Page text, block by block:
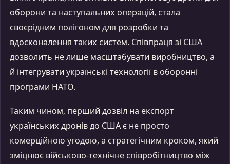
оборони та наступальних операцій, стала
своєрідним полігоном для розробки та
вдосконалення таких систем. Співпраця зі США
дозволить не лише масштабувати виробництво, а
й інтегрувати українські технології в оборонні
програми НАТО.
Таким чином, перший дозвіл на експорт
українських дронів до США є не просто
комерційною угодою, а стратегічним кроком, який
зміцнює військово-технічне співробітництво між